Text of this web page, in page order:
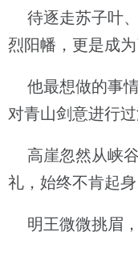
待逐走苏子叶、
烈阳幡，更是成
他最想做的事
对青山剑意进行过
高崖忽然从峡
礼，始终不肯起身
明王微微挑眉，